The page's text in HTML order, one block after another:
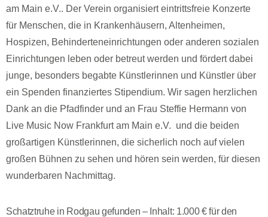
am Main e.V.. Der Verein organisiert eintrittsfreie Konzerte
für Menschen, die in Krankenhäusern, Altenheimen,
Hospizen, Behinderteneinrichtungen oder anderen sozialen
Einrichtungen leben oder betreut werden und fördert dabei
junge, besonders begabte Künstlerinnen und Künstler über
ein Spenden finanziertes Stipendium. Wir sagen herzlichen
Dank an die Pfadfinder und an Frau Steffie Hermann von
Live Music Now Frankfurt am Main e.V. und die beiden
großartigen Künstlerinnen, die sicherlich noch auf vielen
großen Bühnen zu sehen und hören sein werden, für diesen
wunderbaren Nachmittag.
Schatztruhe in Rodgau gefunden – Inhalt: 1.000 € für den